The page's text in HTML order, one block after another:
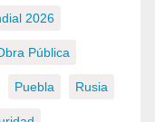
2026
Pública
Puebla Rusia